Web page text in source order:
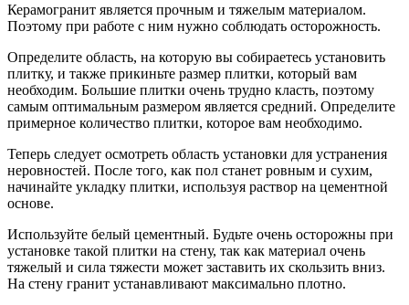
Керамогранит является прочным и тяжелым материалом.
Поэтому при работе с ним нужно соблюдать осторожность.
Определите область, на которую вы собираетесь установить
плитку, и также прикиньте размер плитки, который вам
необходим. Большие плитки очень трудно класть, поэтому
самым оптимальным размером является средний. Определите
примерное количество плитки, которое вам необходимо.
Теперь следует осмотреть область установки для устранения
неровностей. После того, как пол станет ровным и сухим,
начинайте укладку плитки, используя раствор на цементной
основе.
Используйте белый цементный. Будьте очень осторожны при
установке такой плитки на стену, так как материал очень
тяжелый и сила тяжести может заставить их скользить вниз.
На стену гранит устанавливают максимально плотно.